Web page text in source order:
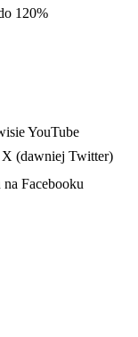
120%
YouTube
X (dawniej Twitter)
Facebooku